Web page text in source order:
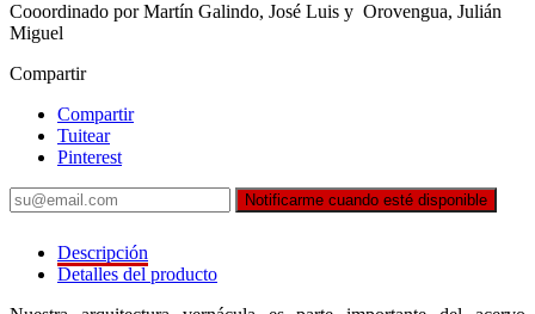
Cooordinado por Martín Galindo, José Luis y Orovengua, Julián
Miguel
Compartir
Compartir
Tuitear
Pinterest
Notificarme cuando esté disponible
Descripción
Detalles del producto